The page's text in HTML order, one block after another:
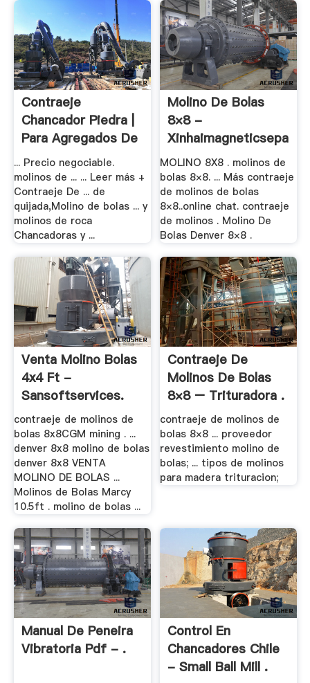
Contraeje
Chancador Piedra |
Para Agregados De
...
... Precio negociable.
molinos de ... ... Leer más +
Contraeje De ... de
quijada,Molino de bolas ... y
molinos de roca
Chancadoras y ...
Molino De Bolas
8×8 -
MOLINO 8X8 . molinos de
bolas 8×8. ... Más contraeje
de molinos de bolas
8×8..online chat. contraeje
de molinos . Molino De
Bolas Denver 8×8 .
Venta Molino Bolas
4x4 Ft -
Sansoftservices.
contraeje de molinos de
bolas 8x8CGM mining . ...
denver 8x8 molino de bolas
denver 8x8 VENTA
MOLINO DE BOLAS ...
Molinos de Bolas Marcy
10.5ft . molino de bolas ...
Contraeje De
Molinos De Bolas
8×8 – Trituradora .
contraeje de molinos de
bolas 8×8 ... proveedor
revestimiento molino de
bolas; ... tipos de molinos
para madera trituracion;
Manual De Peneira
Vibratoria Pdf - .
Control En
Chancadores Chile
- Small Ball Mill .